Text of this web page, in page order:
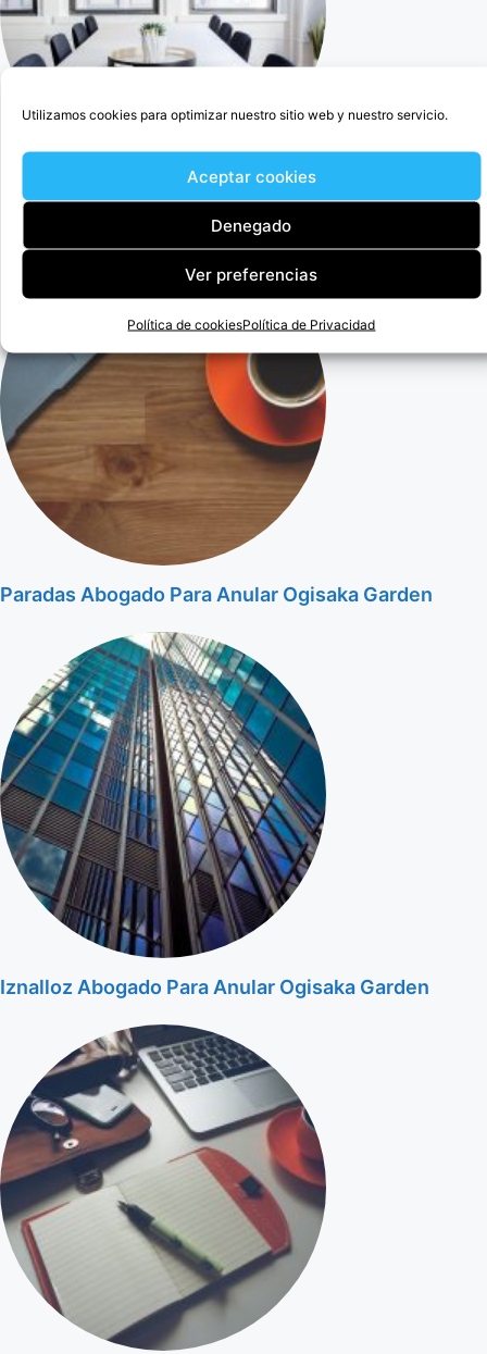
Utilizamos cookies para optimizar nuestro sitio web y nuestro servicio.
Aceptar cookies
Denegado
Ver preferencias
Política de cookiesPolítica de Privacidad
Cercedilla Abogado Para Anular Ogisaka Garden
Paradas Abogado Para Anular Ogisaka Garden
Iznalloz Abogado Para Anular Ogisaka Garden